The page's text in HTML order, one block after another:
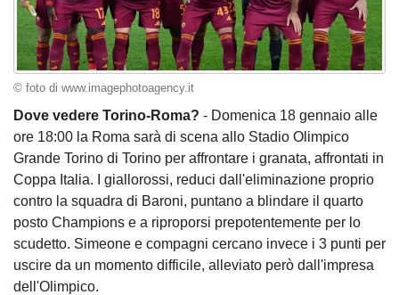
© foto di www.imagephotoagency.it
Dove vedere Torino-Roma? - Domenica 18 gennaio alle
ore 18:00 la Roma sarà di scena allo Stadio Olimpico
Grande Torino di Torino per affrontare i granata, affrontati in
Coppa Italia. I giallorossi, reduci dall'eliminazione proprio
contro la squadra di Baroni, puntano a blindare il quarto
posto Champions e a riproporsi prepotentemente per lo
scudetto. Simeone e compagni cercano invece i 3 punti per
uscire da un momento difficile, alleviato però dall'impresa
dell'Olimpico.